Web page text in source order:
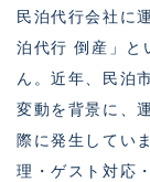
民泊代行会社に
泊代行 倒産」と
ん。近年、民泊
変動を背景に、
際に発生してい
理・ゲスト対応